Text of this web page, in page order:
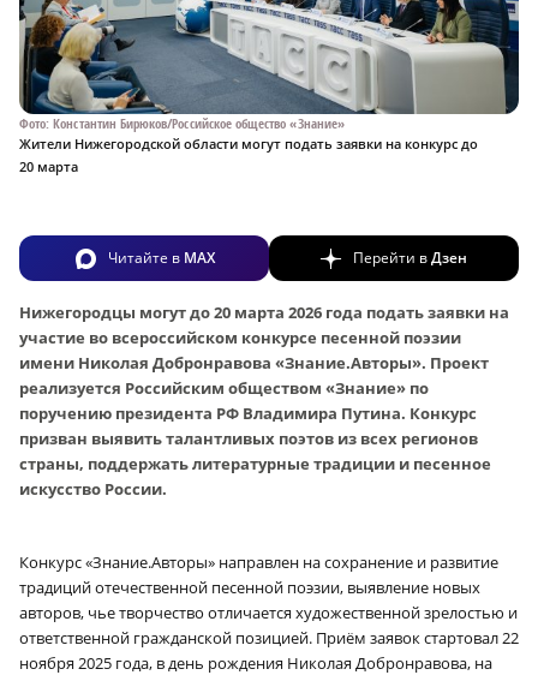
Фото: Константин Бирюков/Российское общество «Знание»
Жители Нижегородской области могут подать заявки на конкурс до
20 марта
Читайте в MAX Перейти вДзен
Нижегородцы могут до 20 марта 2026 года подать заявки на
участие во всероссийском конкурсе песенной поэзии
имени Николая Добронравова «Знание.Авторы». Проект
реализуется Российским обществом «Знание» по
поручению президента РФ Владимира Путина. Конкурс
призван выявить талантливых поэтов из всех регионов
страны, поддержать литературные традиции и песенное
искусство России.
Конкурс «Знание.Авторы» направлен на сохранение и развитие
традиций отечественной песенной поэзии, выявление новых
авторов, чье творчество отличается художественной зрелостью и
ответственной гражданской позицией. Приём заявок стартовал 22
ноября 2025 года, в день рождения Николая Добронравова, на